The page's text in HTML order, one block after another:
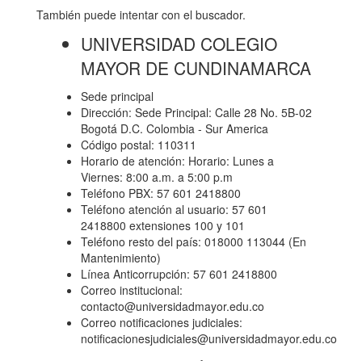
También puede intentar con el buscador.
UNIVERSIDAD COLEGIO
MAYOR DE CUNDINAMARCA
Sede principal
Dirección: Sede Principal: Calle 28 No. 5B-02
Bogotá D.C. Colombia - Sur America
Código postal: 110311
Horario de atención: Horario: Lunes a
Viernes: 8:00 a.m. a 5:00 p.m
Teléfono PBX: 57 601 2418800
Teléfono atención al usuario: 57 601
2418800 extensiones 100 y 101
Teléfono resto del país: 018000 113044 (En
Mantenimiento)
Línea Anticorrupción: 57 601 2418800
Correo institucional:
contacto@universidadmayor.edu.co
Correo notificaciones judiciales:
notificacionesjudiciales@universidadmayor.edu.co